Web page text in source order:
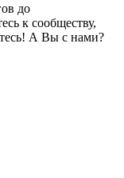
до
к сообществу,
А Вы с нами?